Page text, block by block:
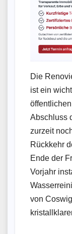
Die
ist ein
Abschluss
zurzeit
Rückkehr
Ende der
Vorjahr
von